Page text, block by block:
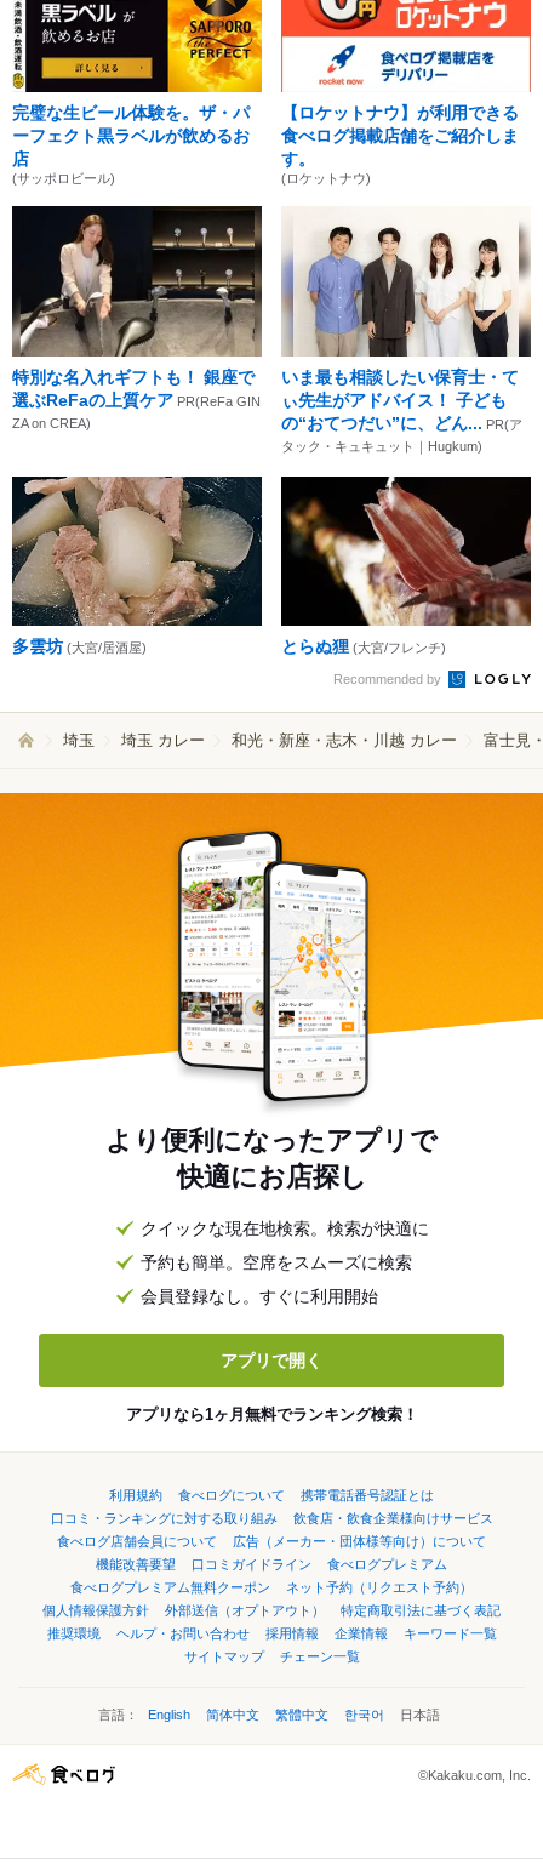
完璧な生ビール体験を。ザ・パ
ーフェクト黒ラベルが飲めるお
店
(サッポロビール)
【ロケットナウ】が利用できる
食べログ掲載店舗をご紹介しま
す。
(ロケットナウ)
特別な名入れギフトも！ 銀座で
選ぶReFaの上質ケア PR(ReFa GIN
ZA on CREA)
いま最も相談したい保育士・て
ぃ先生がアドバイス！ 子ども
の“おてつだい”に、どん... PR(ア
タック・キュキュット｜Hugkum)
多雲坊 (大宮/居酒屋) とらぬ狸 (大宮/フレンチ)
Recommended by
埼玉 埼玉 カレー 和光・新座・志木・川越 カレー 富士見
より便利になったアプリで
快適にお店探し
クイックな現在地検索。検索が快適に
予約も簡単。空席をスムーズに検索
会員登録なし。すぐに利用開始
アプリで開く
アプリなら1ヶ月無料でランキング検索！
利用規約 食べログについて
携帯電話番号認証とは
口コミ・ランキングに対する取り組み
飲食店・飲食企業様向けサービス
食べログ店舗会員について
広告（メーカー・団体様等向け）について
機能改善要望
口コミガイドライン
食べログプレミアム
食べログプレミアム無料クーポン
ネット予約（リクエスト予約）
個人情報保護方針
外部送信（オプトアウト）
特定商取引法に基づく表記
推奨環境
ヘルプ・お問い合わせ 採用情報 企業情報
キーワード一覧
サイトマップ
チェーン一覧
言語： English 简体中文 繁體中文 한국어 日本語
©Kakaku.com, Inc.